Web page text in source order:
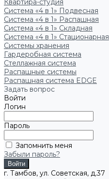
Квартира-студия
Система «4 в 1» Подвесная
Система «4 в 1» Распашная
Система «4 в 1» Складная
Система «4 в 1» Стационарная
Системы хранения
Гардеробная система
Стеллажная система
Распашные системы
Распашная система EDGE
Задать вопрос
Войти
Логин
Пароль
Запомнить меня
Забыли пароль?
г. Тамбов, ул. Советская, д.37